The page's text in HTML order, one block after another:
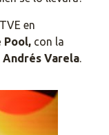
en
Pool, con la
Andrés Varela.